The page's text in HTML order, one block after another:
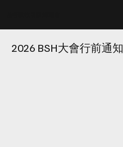
2026 BSH大會行前通知